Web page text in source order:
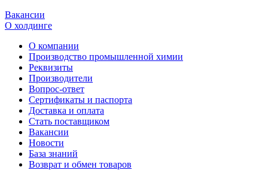
Вакансии
О холдинге
О компании
Производство промышленной химии
Реквизиты
Производители
Вопрос-ответ
Сертификаты и паспорта
Доставка и оплата
Стать поставщиком
Вакансии
Новости
База знаний
Возврат и обмен товаров